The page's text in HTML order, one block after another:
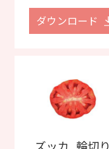
ダウンロード